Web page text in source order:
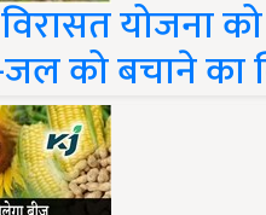
विरासत योजना
को बचाने का